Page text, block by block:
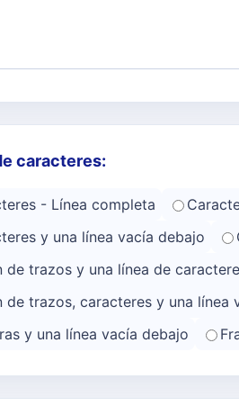
caracteres:
- Línea completa
y una línea vacía debajo
de trazos y una línea de
de trazos, caracteres y una línea
y una línea vacía debajo